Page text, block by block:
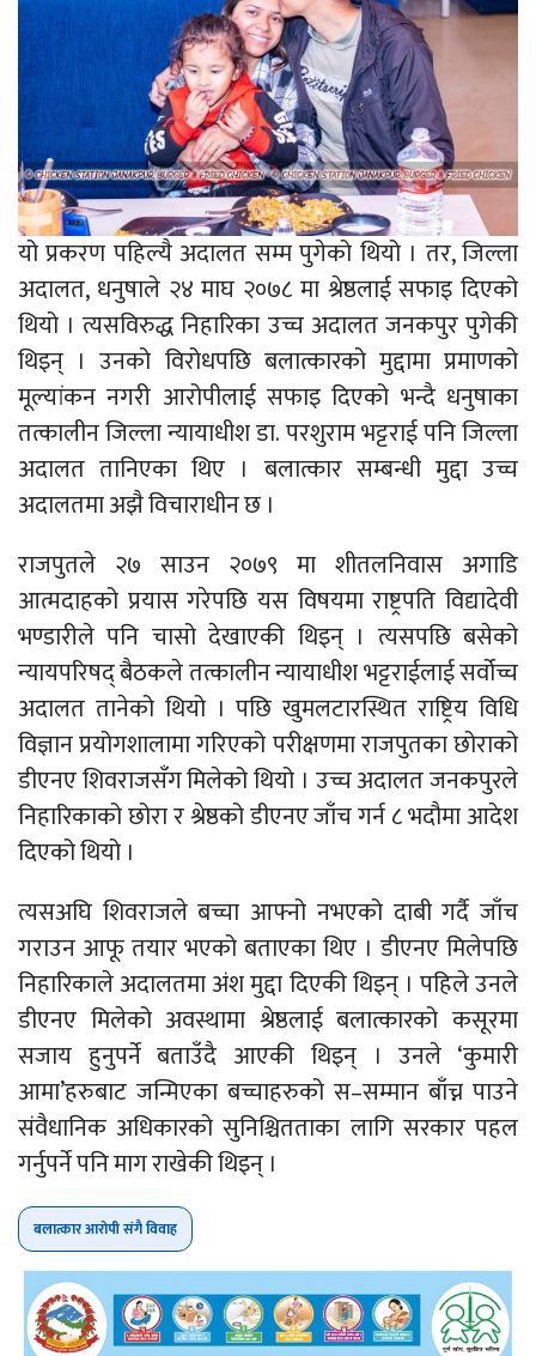
यो प्रकरण पहिल्यै अदालत सम्म पुगेको थियो । तर, जिल्ला
अदालत, धनुषाले २४ माघ २०७८ मा श्रेष्ठलाई सफाइ दिएको
थियो । त्यसविरुद्ध निहारिका उच्च अदालत जनकपुर पुगेकी
थिइन् । उनको विरोधपछि बलात्कारको मुद्दामा प्रमाणको
मूल्यांकन नगरी आरोपीलाई सफाइ दिएको भन्दै धनुषाका
तत्कालीन जिल्ला न्यायाधीश डा. परशुराम भट्टराई पनि जिल्ला
अदालत तानिएका थिए । बलात्कार सम्बन्धी मुद्दा उच्च
अदालतमा अझै विचाराधीन छ ।
राजपुतले २७ साउन २०७९ मा शीतलनिवास अगाडि
आत्मदाहको प्रयास गरेपछि यस विषयमा राष्ट्रपति विद्यादेवी
भण्डारीले पनि चासो देखाएकी थिइन् । त्यसपछि बसेको
न्यायपरिषद् बैठकले तत्कालीन न्यायाधीश भट्टराईलाई सर्वोच्च
अदालत तानेको थियो । पछि खुमलटारस्थित राष्ट्रिय विधि
विज्ञान प्रयोगशालामा गरिएको परीक्षणमा राजपुतका छोराको
डीएनए शिवराजसँग मिलेको थियो । उच्च अदालत जनकपुरले
निहारिकाको छोरा र श्रेष्ठको डीएनए जाँच गर्न ८ भदौमा आदेश
दिएको थियो ।
त्यसअघि शिवराजले बच्चा आफ्नो नभएको दाबी गर्दै जाँच
गराउन आफू तयार भएको बताएका थिए । डीएनए मिलेपछि
निहारिकाले अदालतमा अंश मुद्दा दिएकी थिइन् । पहिले उनले
डीएनए मिलेको अवस्थामा श्रेष्ठलाई बलात्कारको कसूरमा
सजाय हुनुपर्ने बताउँदै आएकी थिइन् । उनले ‘कुमारी
आमा’हरुबाट जन्मिएका बच्चाहरुको स–सम्मान बाँच्न पाउने
संवैधानिक अधिकारको सुनिश्चितताका लागि सरकार पहल
गर्नुपर्ने पनि माग राखेकी थिइन् ।
बलात्कार आरोपी संगै विवाह